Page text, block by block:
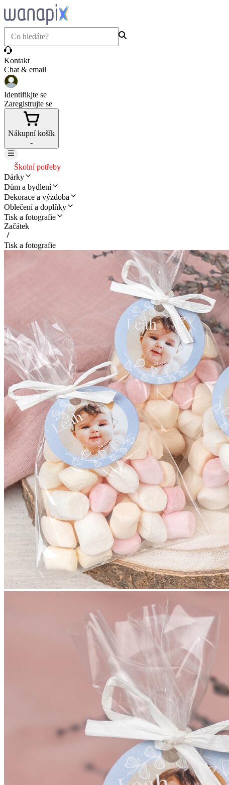
Kontakt
Chat & email
Identifikjte se
Zaregistrujte se
Nákupní košík
-
Školní potřeby
Dárky
Dům a bydlení
Dekorace a výzdoba
Oblečení a doplňky
Tisk a fotografie
Začátek
Tisk a fotografie